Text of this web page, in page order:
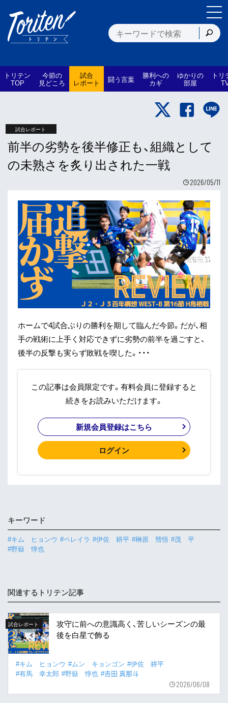
トリテン
TOP
今節の
見どころ
試合
レポート 闘う言葉 勝利への
カギ
ゆかりの
部屋
トリ
試合レポート
前半の劣勢を後半修正も、組織として
の未熟さを炙り出された一戦
2026/05/11
ホームで4試合ぶりの勝利を期して臨んだ今節。だが、相
手の戦術に上手く対応できずに劣勢の前半を過ごすと、
後半の反撃も実らず敗戦を喫した。・・・
この記事は会員限定です。有料会員に登録すると
続きをお読みいただけます。
新規会員登録はこちら
ログイン
キーワード
#キム ヒョンウ #ペレイラ #伊佐 耕平 #榊原 彗悟 #茂 平
#野嶽 惇也
関連するトリテン記事
試合レポート
攻守に前への意識高く、苦しいシーズンの最
後を白星で飾る
#キム ヒョンウ #ムン キョンゴン #伊佐 耕平
#有馬 幸太郎 #野嶽 惇也 #𠮷田 真那斗
2026/06/08